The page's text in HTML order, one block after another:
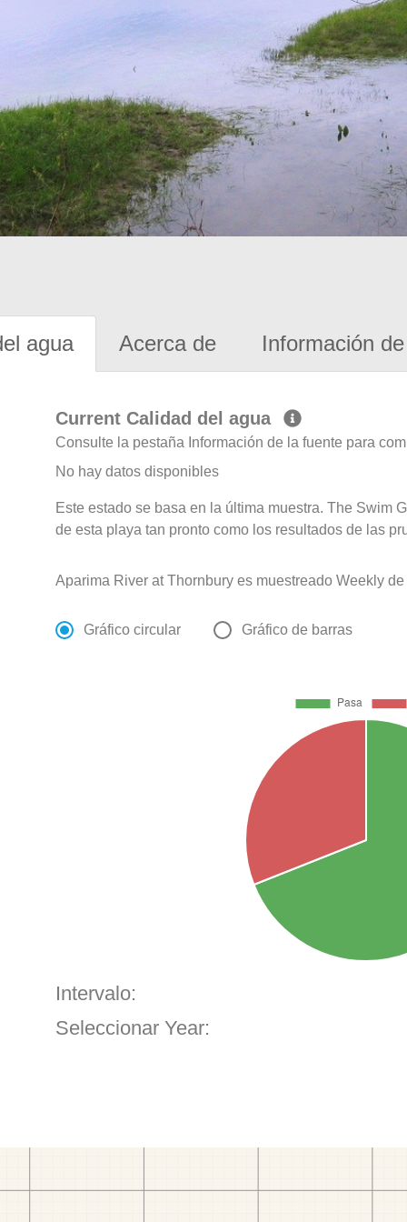
agua Acerca de Información
Current Calidad del agua
Consulte la pestaña Información de la fuente para
No hay datos disponibles
Este estado se basa en la última muestra. The Swim
de esta playa tan pronto como los resultados de las
Aparima River at Thornbury es muestreado Weekly
Gráfico circular Gráfico de barras
Intervalo:
Seleccionar Year: